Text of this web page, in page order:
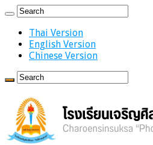
Thai Version
English Version
Chinese Version